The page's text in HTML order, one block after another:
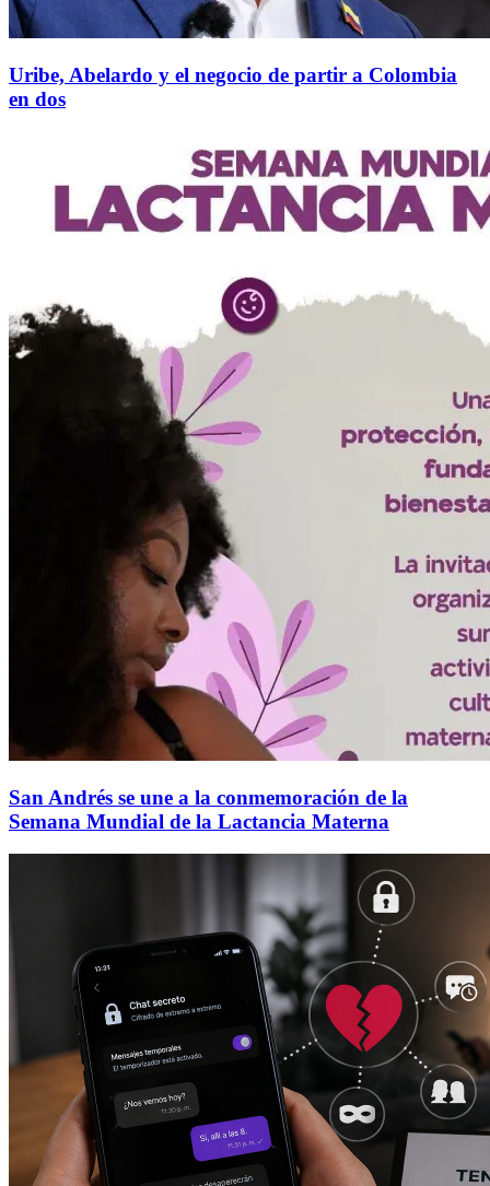
Uribe, Abelardo y el negocio de partir a Colombia
en dos
San Andrés se une a la conmemoración de la
Semana Mundial de la Lactancia Materna